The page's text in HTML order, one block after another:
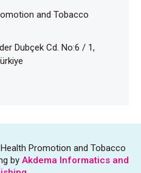
and Tobacco
Dubçek Cd. No:6 / 1,
Promotion and Tobacco
by Akdema Informatics and